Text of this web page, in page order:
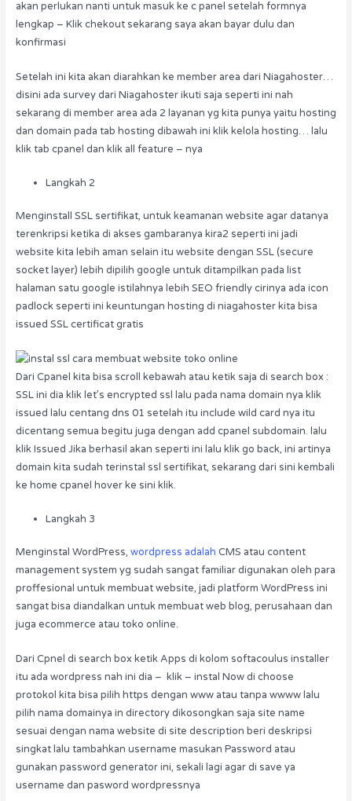
akan perlukan nanti untuk masuk ke c panel setelah formnya
lengkap – Klik chekout sekarang saya akan bayar dulu dan
konfirmasi
Setelah ini kita akan diarahkan ke member area dari Niagahoster…
disini ada survey dari Niagahoster ikuti saja seperti ini nah
sekarang di member area ada 2 layanan yg kita punya yaitu hosting
dan domain pada tab hosting dibawah ini klik kelola hosting… lalu
klik tab cpanel dan klik all feature – nya
Langkah 2
Menginstall SSL sertifikat, untuk keamanan website agar datanya
terenkripsi ketika di akses gambaranya kira2 seperti ini jadi
website kita lebih aman selain itu website dengan SSL (secure
socket layer) lebih dipilih google untuk ditampilkan pada list
halaman satu google istilahnya lebih SEO friendly cirinya ada icon
padlock seperti ini keuntungan hosting di niagahoster kita bisa
issued SSL certificat gratis
Dari Cpanel kita bisa scroll kebawah atau ketik saja di search box :
SSL ini dia klik let’s encrypted ssl lalu pada nama domain nya klik
issued lalu centang dns 01 setelah itu include wild card nya itu
dicentang semua begitu juga dengan add cpanel subdomain. lalu
klik Issued Jika berhasil akan seperti ini lalu klik go back, ini artinya
domain kita sudah terinstal ssl sertifikat, sekarang dari sini kembali
ke home cpanel hover ke sini klik.
Langkah 3
Menginstal WordPress, wordpress adalah CMS atau content
management system yg sudah sangat familiar digunakan oleh para
proffesional untuk membuat website, jadi platform WordPress ini
sangat bisa diandalkan untuk membuat web blog, perusahaan dan
juga ecommerce atau toko online.
Dari Cpnel di search box ketik Apps di kolom softacoulus installer
itu ada wordpress nah ini dia – klik – instal Now di choose
protokol kita bisa pilih https dengan www atau tanpa wwww lalu
pilih nama domainya in directory dikosongkan saja site name
sesuai dengan nama website di site description beri deskripsi
singkat lalu tambahkan username masukan Password atau
gunakan password generator ini, sekali lagi agar di save ya
username dan pasword wordpressnya